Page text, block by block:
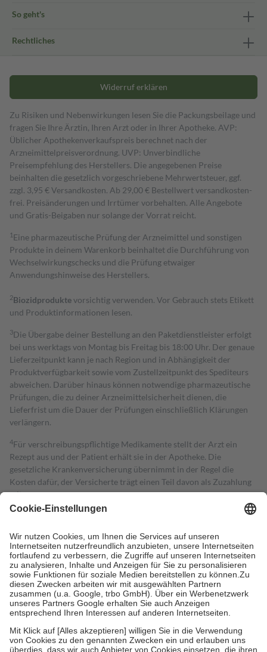
So geht's
Rechtliches
Widerruf erklären
Zu Risiken und Nebenwirkungen lesen Sie die Packungsbeilage und
fragen Sie Ihre Ärztin, Ihren Arzt oder in Ihrer Apotheke. AVP:
Üblicher Apothekenverkaufspreis berechnet nach der
Arzneimittelpreisverordnung. UVP: Unverbindliche
Preisempfehlung des Herstellers. Die angegebenen Preise
beinhalten die gesetzlich vorgeschriebene Mehrwertsteuer, ggf.
zzgl. 3,95 € Versandkosten. Ab 29,00 € Bestell­wert versand­kosten­
frei. Preisänderungen und Irrtümer vorbehalten. Alle Angebote
und Gratis-Beigaben nur solange der Vorrat reicht.
1 Eine pharmazeutische Prüfung der Arzneimittel und sonstigen
Produkte in deinem Warenkorb beinhaltet die Durchführung von
Wechselwirkungschecks und die Prüfung etwaiger
Anwendungshinweise des Herstellers.
2Biozidproduktevorsichtig verwenden. Vor Gebrauch stets Etikett
und Produktinformationen lesen.
3Die Übergabe deiner Bestellung an den Paketdienstleister erfolgt
bei uns werktags von Montag bis Freitag bis 18:00 Uhr. Der genaue
Lieferzeitpunkt kann je nach Region und in Abhängigkeit der
Produktverfügbarkeit sowie vom Zustellzeitpunkt des Spediteurs
abweichen. Darüber hinaus können notwendige pharmazeutische
Prüfungen, die zu deiner Arzneimittelsicherheit dienen, die
Lieferfrist um die Dauer der Prüfungen einschließlich Klärungen
verlängern.
4Für verschreibungspflichtige Medikamente stellt der Arzt ein
Rezept aus und der Patient erhält sie in der Apotheke. Die
gesetzliche Krankenversicherung übernimmt in der Regel die
Kosten dafür, der Versicherte trägt einen Teil davon als Zuzahlung
mit.
Grundsätzlich leisten Mitglieder Zuzahlungen in Höhe von zehn
höchstens zehn Euro.
Es sind jedoch nie mehr als die tatsächlichen
Kosten der Leistung zu entrichten.
Diese Regeln gelten grundsätzlich auch für Online-Apotheken.
Bei Heilmitteln und häuslicher Krankenpflege beträgt die
Zuzahlung zehn Prozent der Kosten sowie zehn Euro je
Verordnung.
Um das Engagement der Versicherten für ihre eigene Gesundheit zu
stärken und die besondere Stellung der Familie zu unterstützen,
fallenkeine Zuzahlungenan bei:
• Kindern und Jugendlichen bis zum vollendeten 18. Lebensjahr